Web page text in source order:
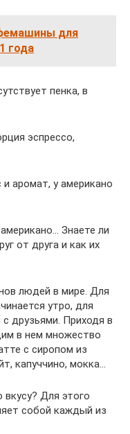
для
года
пенка, в
эспрессо,
аромат, у американо
Знаете ли
от друга и как их
людей в мире. Для
утро, для
друзьями. Приходя в
в нем множество
с сиропом из
капуччино, мокка…
Для этого
собой каждый из